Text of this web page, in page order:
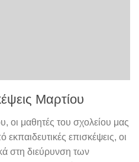
Μαρτίου
οι μαθητές του σχολείου μας
επισκέψεις, οι
στη διεύρυνση των